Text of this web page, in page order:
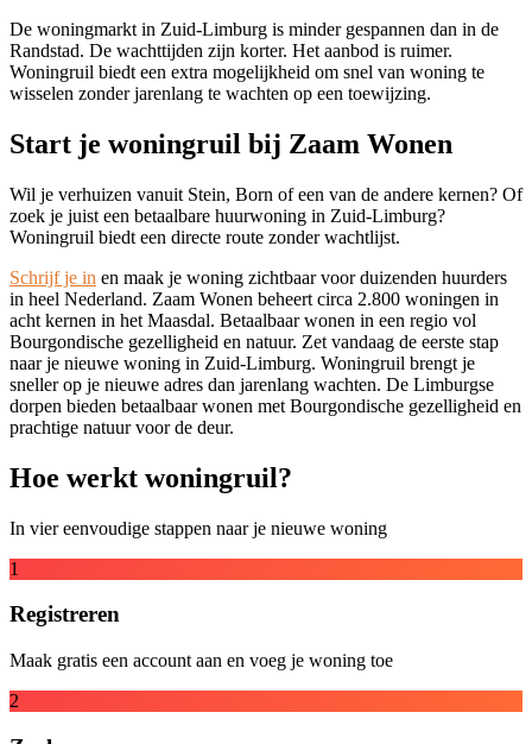
De woningmarkt in Zuid-Limburg is minder gespannen dan in de
Randstad. De wachttijden zijn korter. Het aanbod is ruimer.
Woningruil biedt een extra mogelijkheid om snel van woning te
wisselen zonder jarenlang te wachten op een toewijzing.
Start je woningruil bij Zaam Wonen
Wil je verhuizen vanuit Stein, Born of een van de andere kernen? Of
zoek je juist een betaalbare huurwoning in Zuid-Limburg?
Woningruil biedt een directe route zonder wachtlijst.
Schrijf je in en maak je woning zichtbaar voor duizenden huurders
in heel Nederland. Zaam Wonen beheert circa 2.800 woningen in
acht kernen in het Maasdal. Betaalbaar wonen in een regio vol
Bourgondische gezelligheid en natuur. Zet vandaag de eerste stap
naar je nieuwe woning in Zuid-Limburg. Woningruil brengt je
sneller op je nieuwe adres dan jarenlang wachten. De Limburgse
dorpen bieden betaalbaar wonen met Bourgondische gezelligheid en
prachtige natuur voor de deur.
Hoe werkt woningruil?
In vier eenvoudige stappen naar je nieuwe woning
1
Registreren
Maak gratis een account aan en voeg je woning toe
2